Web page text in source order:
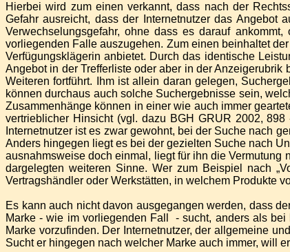
Hierbei wird zum einen verkannt, dass nach der
Gefahr ausreicht, dass der Internetnutzer das Angebot
Verwechselungsgefahr, ohne dass es darauf
vorliegenden Falle auszugehen. Zum einen beinhaltet
Verfügungsklägerin anbietet. Durch das identische
Angebot in der Trefferliste oder aber in der
Weiteren fortführt. Ihm ist allein daran gelegen,
können durchaus auch solche Suchergebnisse sein,
Zusammenhänge können in einer wie auch immer
vertrieblicher Hinsicht (vgl. dazu BGH GRUR 2002,
Internetnutzer ist es zwar gewohnt, bei der Suche nach
Anders hingegen liegt es bei der gezielten Suche nach
ausnahmsweise doch einmal, liegt für ihn die
dargelegten weiteren Sinne. Wer zum Beispiel nach
Vertragshändler oder Werkstätten, in welchem Produkte
Es kann auch nicht davon ausgegangen werden, dass
Marke - wie im vorliegenden Fall - sucht, anders als
Marke vorzufinden. Der Internetnutzer, der allgemeine
Sucht er hingegen nach welcher Marke auch immer, will